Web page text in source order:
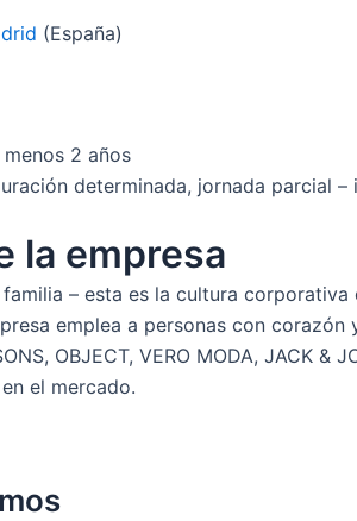
(España)
2 años
determinada, jornada parcial –
la empresa
– esta es la cultura
emplea a personas con corazón
OBJECT, VERO MODA, JACK &
el mercado.